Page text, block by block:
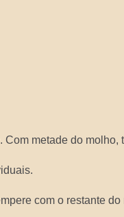
metade do molho,
com o restante